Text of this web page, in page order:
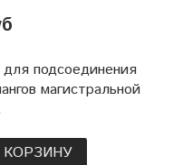
подсоединения
магистральной
КОРЗИНУ